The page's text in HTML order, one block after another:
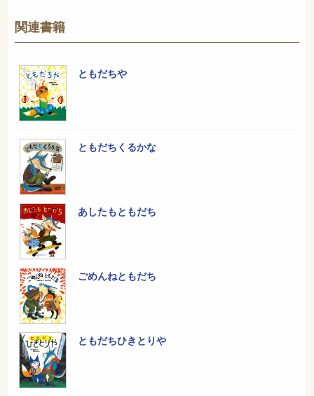
関連書籍
ともだちや
ともだちくるかな
あしたもともだち
ごめんねともだち
ともだちひきとりや